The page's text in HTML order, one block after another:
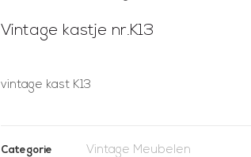
Vintage kastje nr.K13
vintage kast K13
Categorie Vintage Meubelen